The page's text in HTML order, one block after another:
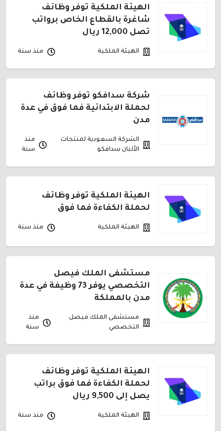
الهيئة الملكية توفر وظائف
شاغرة بالقطاع الخاص برواتب
تصل 12,000 ريال
الهيئة الملكية منذ سنة
شركة سدافكو توفر وظائف
لحملة الابتدائية فما فوق في عدة
مدن
الشركة السعودية لمنتجات
الألبان سدافكو
منذ
سنة
الهيئة الملكية توفر وظائف
لحملة الكفاءة فما فوق
الهيئة الملكية منذ سنة
مستشفى الملك فيصل
التخصصي يوفر 73 وظيفة في عدة
مدن بالمملكة
مستشفى الملك فيصل
التخصصي
منذ
سنة
الهيئة الملكية توفر وظائف
لحملة الكفاءة فما فوق براتب
يصل إلى 9,500 ريال
الهيئة الملكية منذ سنة